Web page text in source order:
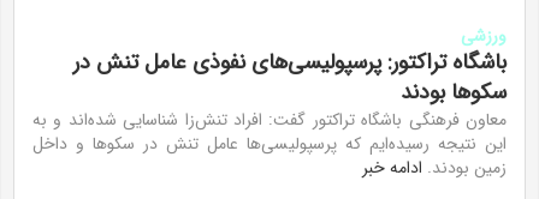
ورزشی
باشگاه تراکتور: پرسپولیسی‌های نفوذی عامل تنش در
سکو‌ها بودند
­معاون فرهنگی باشگاه تراکتور گفت: افراد تنش‌زا شناسایی شده‌اند و به
این نتیجه رسیده‌ایم که پرسپولیسی‌ها عامل تنش در سکو‌ها و داخل
زمین بودند. ادامه خبر